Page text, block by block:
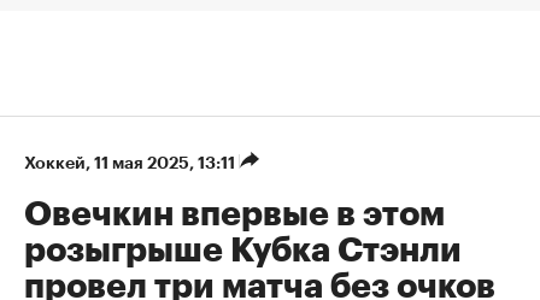
Хоккей⁠, 11 мая 2025, 13:11
Овечкин впервые в этом
розыгрыше Кубка Стэнли
провел три матча без очков